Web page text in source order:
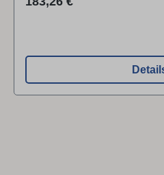
fache Standzeit durch